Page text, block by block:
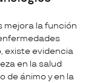
mejora la función
existe evidencia
en la salud
de ánimo y en la